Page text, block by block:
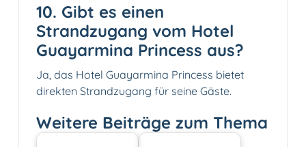
10. Gibt es einen
Strandzugang vom Hotel
Guayarmina Princess aus?
Ja, das Hotel Guayarmina Princess bietet
direkten Strandzugang für seine Gäste.
Weitere Beiträge zum Thema